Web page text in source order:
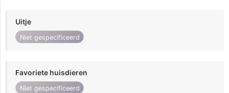
Uitje
Niet gespecificeerd
Favoriete huisdieren
Niet gespecificeerd